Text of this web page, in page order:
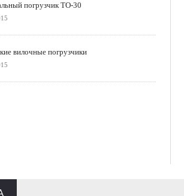
погрузчик ТО-30
вилочные погрузчики